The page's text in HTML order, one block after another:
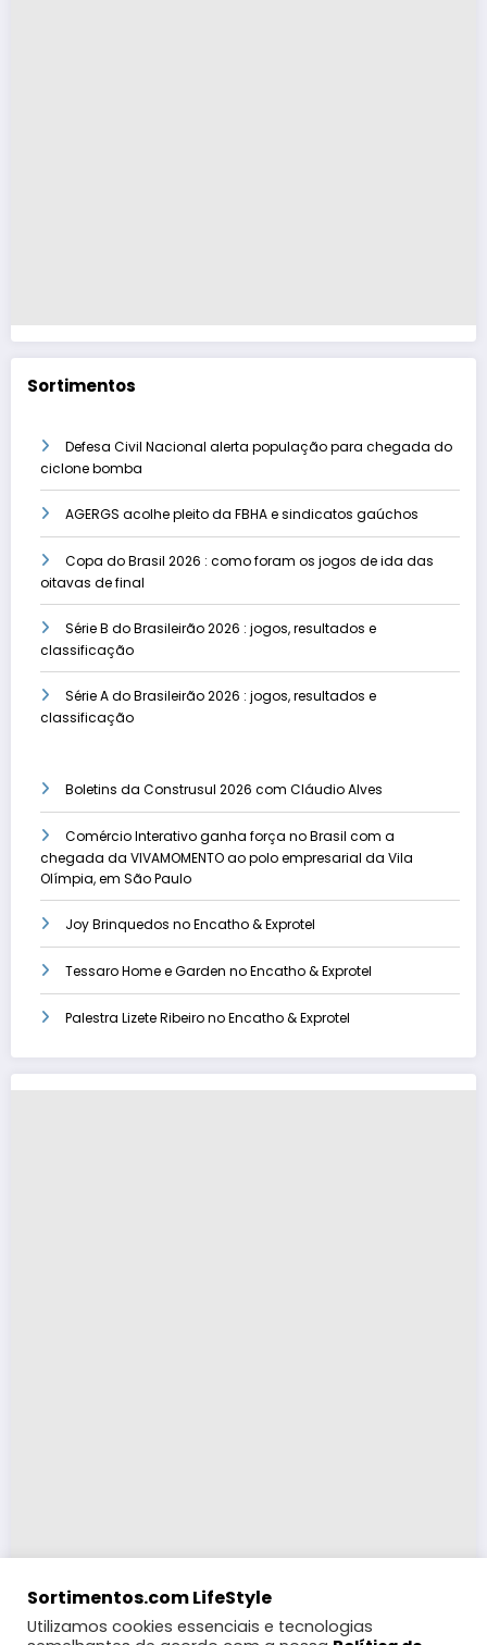
Sortimentos
Defesa Civil Nacional alerta população para chegada do
ciclone bomba
AGERGS acolhe pleito da FBHA e sindicatos gaúchos
Copa do Brasil 2026 : como foram os jogos de ida das
oitavas de final
Série B do Brasileirão 2026 : jogos, resultados e
classificação
Série A do Brasileirão 2026 : jogos, resultados e
classificação
Boletins da Construsul 2026 com Cláudio Alves
Comércio Interativo ganha força no Brasil com a
chegada da VIVAMOMENTO ao polo empresarial da Vila
Olímpia, em São Paulo
Joy Brinquedos no Encatho & Exprotel
Tessaro Home e Garden no Encatho & Exprotel
Palestra Lizete Ribeiro no Encatho & Exprotel
Sortimentos.com LifeStyle
Utilizamos cookies essenciais e tecnologias